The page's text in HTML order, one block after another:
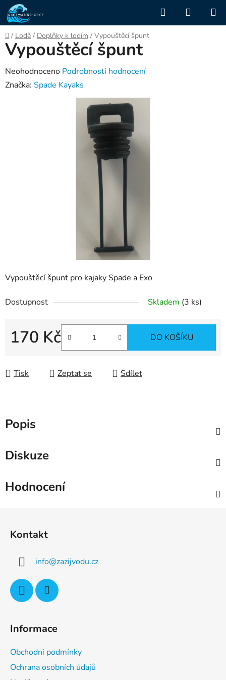
Přejít
na
obsah
Hledat
KOŠÍK
Domů
/ Lodě / Doplňky k lodím / Vypouštěcí špunt
Vypouštěcí špunt pro kajaky Spade a Exo
Dostupnost Skladem (3 ks)
170 Kč DO KOŠÍKU
Tisk Zeptat se Sdílet
Vypouštěcí špunt
Průměrné
hodnocení
Neohodnoceno Podrobnosti hodnocení
Značka: Spade Kayaks
Popis
Diskuze
Hodnocení
Kontakt
info@zazijvodu.cz
Informace
Obchodní podmínky
Ochrana osobních údajů